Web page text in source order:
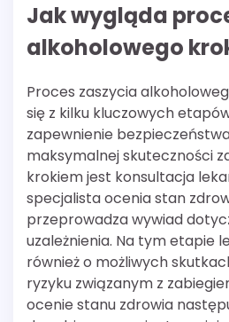
Jak wygląda
alkoholowego
Proces zaszycia
się z kilku kluczowych
zapewnienie
maksymalnej skuteczności
krokiem jest konsultacja
specjalista ocenia stan
przeprowadza wywiad
uzależnienia. Na tym etapie
również o możliwych
ryzyku związanym z
ocenie stanu zdrowia